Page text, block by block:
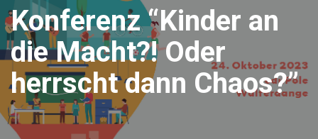
Konferenz “Kinder an
die Macht?! Oder
herrscht dann Chaos?”